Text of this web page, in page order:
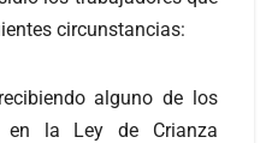
circunstancias:
alguno de los
en la Ley de Crianza